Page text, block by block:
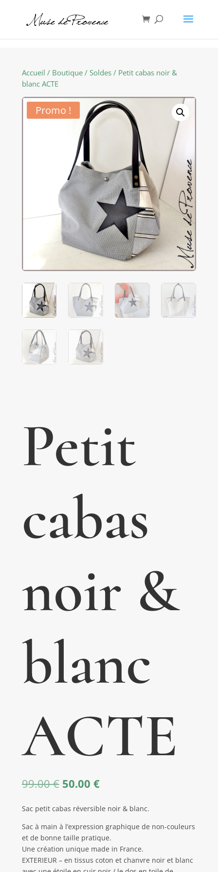
Accueil / Boutique/ Soldes/ Petit cabas noir &
blanc ACTE
Promo !
Petit
cabas
noir &
blanc
ACTE
99.00€ Le
initial
99.00 €.
50.00 €Le
actuel
50.00 €.
Sac petit cabas réversible noir & blanc.
Sac à main à l’expression graphique de non-couleurs
et de bonne taille pratique.
Une création unique made in France.
EXTERIEUR – en tissus coton et chanvre noir et blanc